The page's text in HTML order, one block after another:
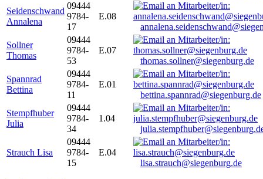
Seidenschwand
Annalena
09444
9784-
17
E.08
Sollner
Thomas
09444
9784-
53
E.07
thomas.sollner@siegenburg.de
Spannrad
Bettina
09444
9784-
11
E.01
bettina.spannrad@siegenburg.de
Stempfhuber
Julia
09444
9784-
34
1.04
Strauch Lisa
09444
9784-
15
E.04
lisa.strauch@siegenburg.de